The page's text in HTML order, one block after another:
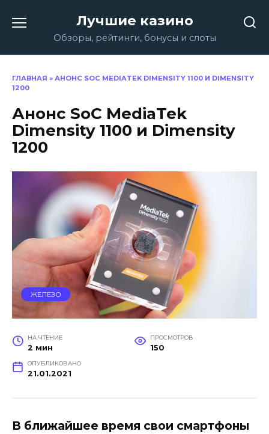
содержанию
Лучшие казино
Обзоры, рейтинги, бонусы и слоты
ГЛАВНАЯ » АНОНС SOC MEDIATEK DIMENSITY 1100 И DIMENSITY
1200
Анонс SoC MediaTek
Dimensity 1100 и Dimensity
1200
ЖЕЛЕЗО
НА ЧТЕНИЕ
2 мин
ПРОСМОТРОВ
150
ОПУБЛИКОВАНО
21.01.2021
В ближайшее время свои смартфоны